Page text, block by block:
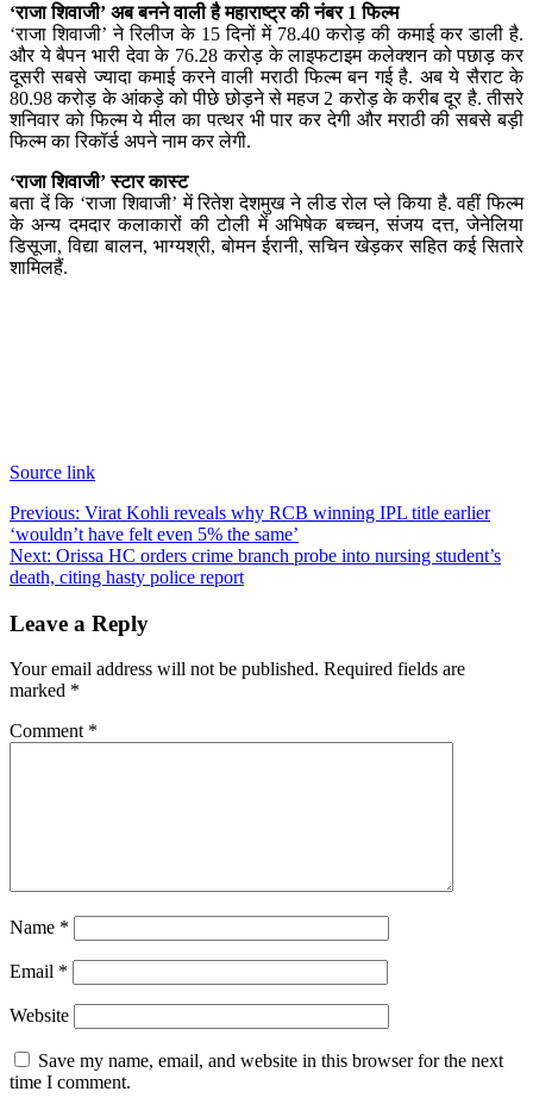
‘राजा शिवाजी’ अब बनने वाली है महाराष्ट्र की नंबर 1 फिल्म
‘राजा शिवाजी’ ने रिलीज के 15 दिनों में 78.40 करोड़ की कमाई कर डाली है.
और ये बैपन भारी देवा के 76.28 करोड़ के लाइफटाइम कलेक्शन को पछाड़ कर
दूसरी सबसे ज्यादा कमाई करने वाली मराठी फिल्म बन गई है. अब ये सैराट के
80.98 करोड़ के आंकड़े को पीछे छोड़ने से महज 2 करोड़ के करीब दूर है. तीसरे
शनिवार को फिल्म ये मील का पत्थर भी पार कर देगी और मराठी की सबसे बड़ी
फिल्म का रिकॉर्ड अपने नाम कर लेगी.
‘राजा शिवाजी’ स्टार कास्ट
बता दें कि ‘राजा शिवाजी’ में रितेश देशमुख ने लीड रोल प्ले किया है. वहीं फिल्म
के अन्य दमदार कलाकारों की टोली में अभिषेक बच्चन, संजय दत्त, जेनेलिया
डिसूजा, विद्या बालन, भाग्यश्री, बोमन ईरानी, सचिन खेड़कर सहित कई सितारे
शामिलहैं.
Source link
Post
navigation
Previous: Virat Kohli reveals why RCB winning IPL title earlier
‘wouldn’t have felt even 5% the same’
Next: Orissa HC orders crime branch probe into nursing student’s
death, citing hasty police report
Leave a Reply
Your email address will not be published. Required fields are
marked *
Comment *
Name *
Email *
Website
Save my name, email, and website in this browser for the next
time I comment.